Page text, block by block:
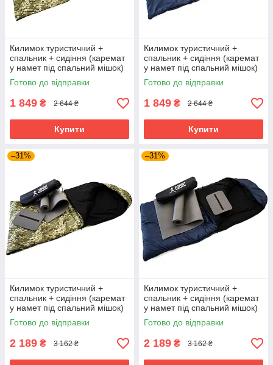
Килимок туристичний +
спальник + сидіння (каремат
у намет під спальний мішок)
OSPORT Осінь Medium+ (n-
0029) Піксель
Готово до відправки
1 849 ₴ 2 644 ₴
Купити
Килимок туристичний +
спальник + сидіння (каремат
у намет під спальний мішок)
OSPORT Осінь Medium+ (n-
0029) Синій
Готово до відправки
1 849 ₴ 2 644 ₴
Купити
–31%
Килимок туристичний +
спальник + сидіння (каремат
у намет під спальний мішок)
OSPORT Lite Зима + (n-0027)
Піксель
Готово до відправки
2 189 ₴ 3 162 ₴
–31%
Килимок туристичний +
спальник + сидіння (каремат
у намет під спальний мішок)
OSPORT Lite Зима + (n-0027)
Синій
Готово до відправки
2 189 ₴ 3 162 ₴